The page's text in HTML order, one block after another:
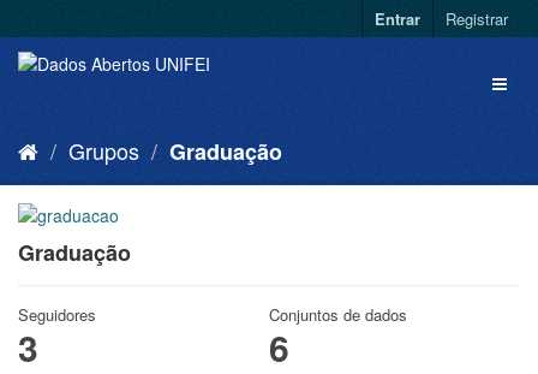
Entrar Registrar
Grupos Graduação
Graduação
Seguidores
3
Conjuntos de dados
6